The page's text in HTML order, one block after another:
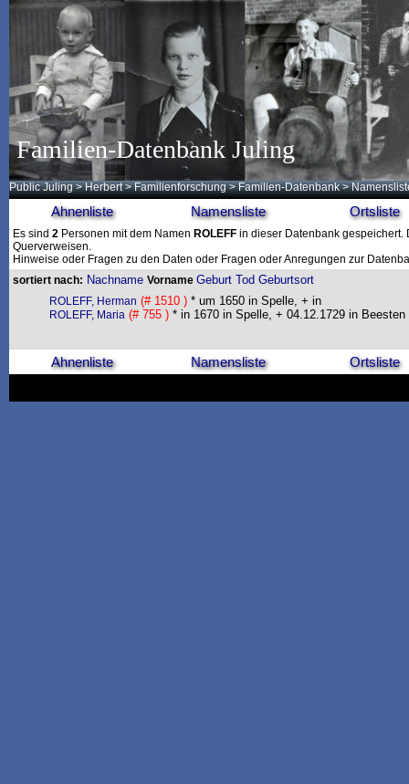
Familien-Datenbank Juling
Public Juling >Herbert >Familienforschung >Familien-Datenbank >
Ahnenliste Namensliste Ortsliste
Es sind 2 Personen mit dem Namen ROLEFF in dieser Datenbank
Querverweisen.
Hinweise oder Fragen zu den Daten oder Fragen oder Anregungen zur
sortiert nach: Nachname Vorname Geburt Tod Geburtsort
ROLEFF, Herman (# 1510 ) * um 1650 in Spelle, + in
ROLEFF, Maria (# 755 ) * in 1670 in Spelle, + 04.12.1729 in Beesten
Ahnenliste Namensliste Ortsliste